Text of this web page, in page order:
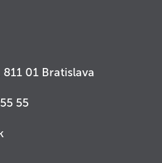
01 Bratislava
55